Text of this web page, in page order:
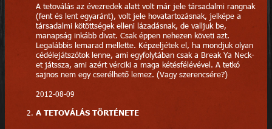
A tetoválás az évezredek alatt volt már jele társadalmi rangnak
(fent és lent egyaránt), volt jele hovatartozásnak, jelképe a
társadalmi kötöttségek elleni lázadásnak, de valljuk be,
manapság inkább divat. Csak éppen nehezen követi azt.
Legalábbis lemarad mellette. Képzeljétek el, ha mondjuk olyan
cédélejátszótok lenne, ami egyfolytában csak a Break Ya Neck-
et játssza, ami azért vérciki a maga kétésfélévével. A tetkó
sajnos nem egy cserélhető lemez. (Vagy szerencsére?)
2012-08-09
A TETOVÁLÁS TÖRTÉNETE